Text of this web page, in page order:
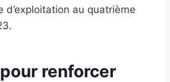
d’exploitation au quatrième
renforcer